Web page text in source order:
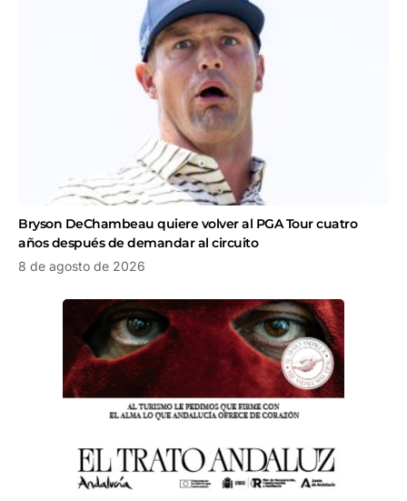
Bryson DeChambeau quiere volver al PGA Tour cuatro
años después de demandar al circuito
8 de agosto de 2026